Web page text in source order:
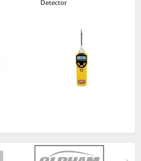
Detector